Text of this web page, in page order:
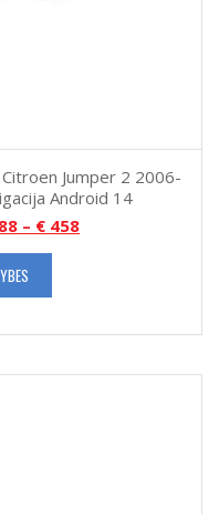
Jumper 2 2006-
Android 14
– € 458